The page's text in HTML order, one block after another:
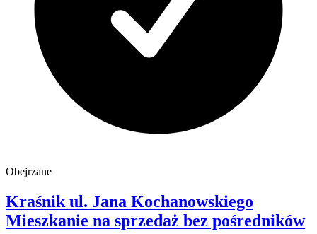
Obejrzane
Kraśnikul. Jana Kochanowskiego
Mieszkanie na sprzedaż bez pośredników